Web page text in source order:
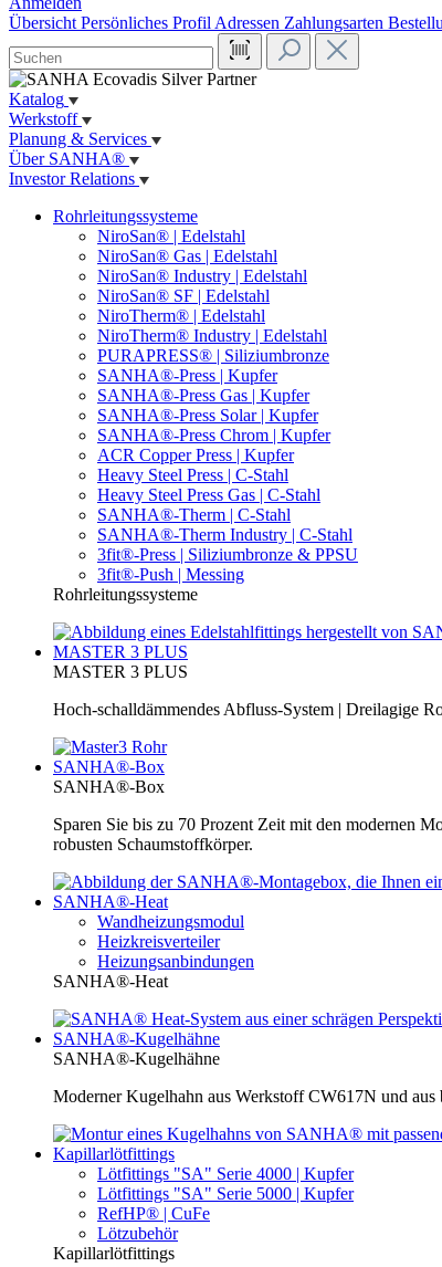
Übersicht Persönliches Profil Adressen Zahlungsarten
Katalog
Werkstoff
Planung & Services
Über SANHA®
Investor Relations
Rohrleitungssysteme
NiroSan® | Edelstahl
NiroSan® Gas | Edelstahl
NiroSan® Industry | Edelstahl
NiroSan® SF | Edelstahl
NiroTherm® | Edelstahl
NiroTherm® Industry | Edelstahl
PURAPRESS® | Siliziumbronze
SANHA®-Press | Kupfer
SANHA®-Press Gas | Kupfer
SANHA®-Press Solar | Kupfer
SANHA®-Press Chrom | Kupfer
ACR Copper Press | Kupfer
Heavy Steel Press | C-Stahl
Heavy Steel Press Gas | C-Stahl
SANHA®-Therm | C-Stahl
SANHA®-Therm Industry | C-Stahl
3fit®-Press | Siliziumbronze & PPSU
3fit®-Push | Messing
Rohrleitungssysteme
MASTER 3 PLUS
MASTER 3 PLUS
Hoch-schalldämmendes Abfluss-System | Dreilagige
SANHA®-Box
SANHA®-Box
Sparen Sie bis zu 70 Prozent Zeit mit den modernen
robusten Schaumstoffkörper.
SANHA®-Heat
Wandheizungsmodul
Heizkreisverteiler
Heizungsanbindungen
SANHA®-Heat
SANHA®-Kugelhähne
SANHA®-Kugelhähne
Moderner Kugelhahn aus Werkstoff CW617N und
Kapillarlötfittings
Lötfittings "SA" Serie 4000 | Kupfer
Lötfittings "SA" Serie 5000 | Kupfer
RefHP® | CuFe
Lötzubehör
Kapillarlötfittings